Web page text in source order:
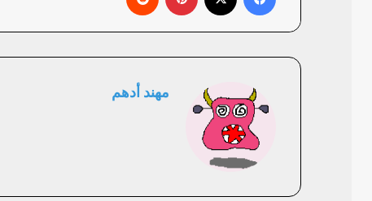
مهند أدهم